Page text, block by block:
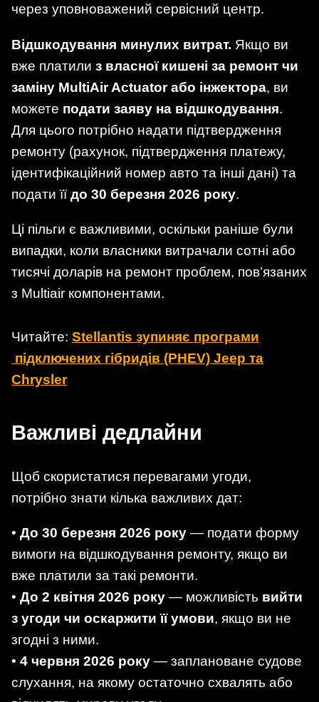
через уповноважений сервісний центр.
Відшкодування минулих витрат. Якщо ви
вже платили з власної кишені за ремонт чи
заміну MultiAir Actuator або інжектора, ви
можете подати заяву на відшкодування.
Для цього потрібно надати підтвердження
ремонту (рахунок, підтвердження платежу,
ідентифікаційний номер авто та інші дані) та
подати їїдо 30 березня 2026 року.
Ці пільги є важливими, оскільки раніше були
випадки, коли власники витрачали сотні або
тисячі доларів на ремонт проблем, пов’язаних
з Multiair компонентами.
Читайте: Stellantis зупиняє програми
підключених гібридів (PHEV) Jeep та
Chrysler
Важливі дедлайни
Щоб скористатися перевагами угоди,
потрібно знати кілька важливих дат:
• До 30 березня 2026 року — подати форму
вимоги на відшкодування ремонту, якщо ви
вже платили за такі ремонти.
• До 2 квітня 2026 року — можливість вийти
з угоди чи оскаржити її умови, якщо ви не
згодні з ними.
• 4 червня 2026 року — заплановане судове
слухання, на якому остаточно схвалять або